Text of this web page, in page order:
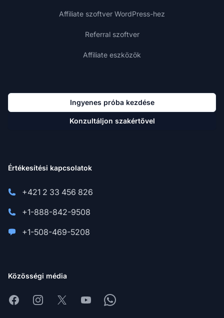
Affiliate szoftver WordPress-hez
Referral szoftver
Affiliate eszközök
Ingyenes próba kezdése
Konzultáljon szakértővel
Értékesítési kapcsolatok
+421 2 33 456 826
+1-888-842-9508
+1-508-469-5208
Közösségi média
FacebookInstagram
X YoutubeWhatsapp